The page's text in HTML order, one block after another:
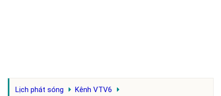
Lịch phát sóng Kênh VTV6